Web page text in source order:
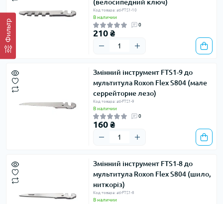
Фильтр
(велосипедний ключ)
Код товара: atl-FTS1-10
В наличии
0
210 ₴
Змінний інструмент FTS1-9 до
мультитула Roxon Flex S804 (мале
серрейторне лезо)
Код товара: atl-FTS1-9
В наличии
0
160 ₴
Змінний інструмент FTS1-8 до
мультитула Roxon Flex S804 (шило,
ниткоріз)
Код товара: atl-FTS1-8
В наличии